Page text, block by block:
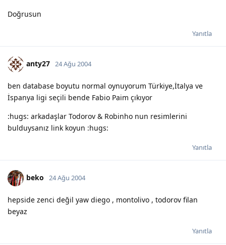
Doğrusun
Yanıtla
anty27 24 Ağu 2004
ben database boyutu normal oynuyorum Türkiye,İtalya ve
İspanya ligi seçili bende Fabio Paim çıkıyor
:hugs: arkadaşlar Todorov & Robinho nun resimlerini
bulduysanız link koyun :hugs:
Yanıtla
beko 24 Ağu 2004
hepside zenci değil yaw diego , montolivo , todorov filan
beyaz
Yanıtla